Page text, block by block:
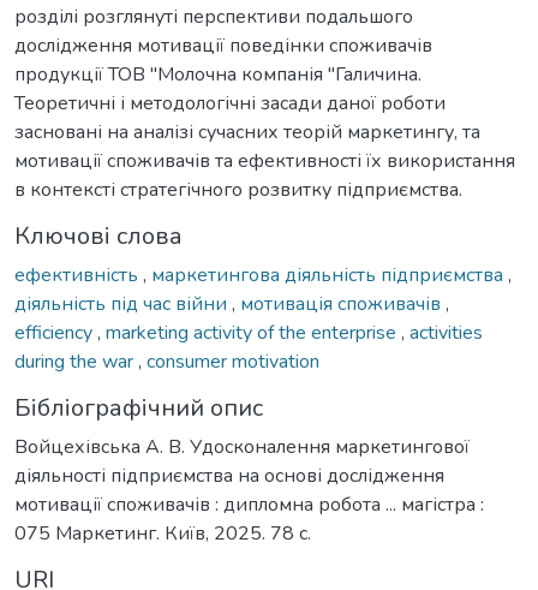
розділі розглянуті перспективи подальшого
дослідження мотивації поведінки споживачів
продукції ТОВ "Молочна компанія "Галичина.
Теоретичні і методологічні засади даної роботи
засновані на аналізі сучасних теорій маркетингу, та
мотивації споживачів та ефективності їх використання
в контексті стратегічного розвитку підприємства.
Ключові слова
ефективність , маркетингова діяльність підприємства ,
діяльність під час війни , мотивація споживачів ,
efficiency, marketing activity of the enterprise , activities
during the war, consumer motivation
Бібліографічний опис
Войцехівська А. В. Удосконалення маркетингової
діяльності підприємства на основі дослідження
мотивації споживачів : дипломна робота ... магістра :
075 Маркетинг. Київ, 2025. 78 с.
URI